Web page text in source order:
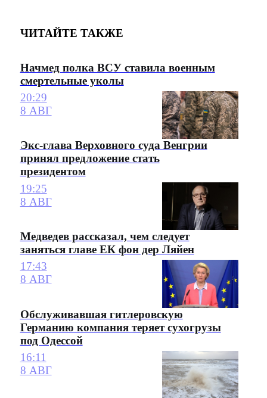
ЧИТАЙТЕ ТАКЖЕ
Начмед полка ВСУ ставила военным
смертельные уколы
20:29
8 АВГ
Экс-глава Верховного суда Венгрии
принял предложение стать
президентом
19:25
8 АВГ
Медведев рассказал, чем следует
заняться главе ЕК фон дер Ляйен
17:43
8 АВГ
Обслуживавшая гитлеровскую
Германию компания теряет сухогрузы
под Одессой
16:11
8 АВГ